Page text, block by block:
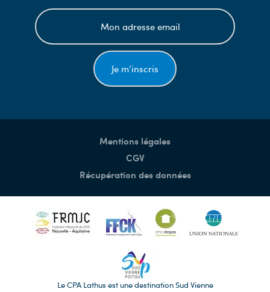
Je m’inscris
Mentions légales
CGV
Récupération des données
Le CPA Lathus est une destination Sud Vienne